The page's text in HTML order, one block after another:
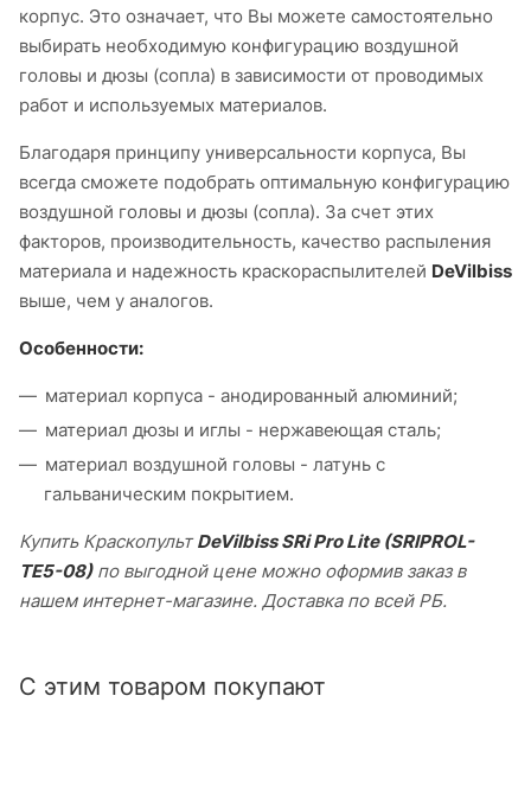
корпус. Это означает, что Вы можете самостоятельно
выбирать необходимую конфигурацию воздушной
головы и дюзы (сопла) в зависимости от проводимых
работ и используемых материалов.
Благодаря принципу универсальности корпуса, Вы
всегда сможете подобрать оптимальную конфигурацию
воздушной головы и дюзы (сопла). За счет этих
факторов, производительность, качество распыления
материала и надежность краскораспылителей DeVilbiss
выше, чем у аналогов.
Особенности:
материал корпуса - анодированный алюминий;
материал дюзы и иглы - нержавеющая сталь;
материал воздушной головы - латунь с
гальваническим покрытием.
Купить КраскопультDeVilbiss SRi Pro Lite (SRIPROL-
TE5-08)по выгодной цене можно оформив заказ в
нашем интернет-магазине. Доставка по всей РБ.
С этим товаром покупают